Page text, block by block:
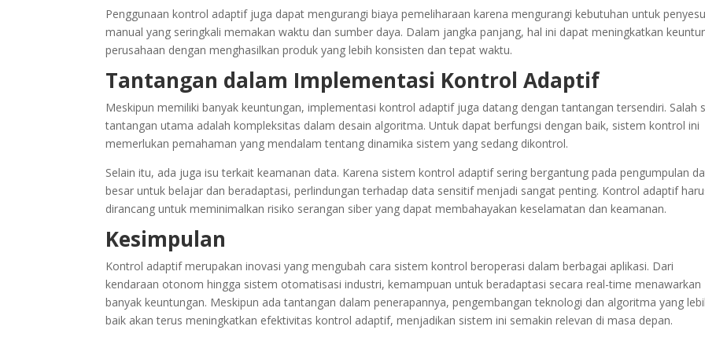
Penggunaan kontrol adaptif juga dapat mengurangi biaya pemeliharaan karena mengurangi kebutuhan untuk
manual yang seringkali memakan waktu dan sumber daya. Dalam jangka panjang, hal ini dapat meningkatkan
perusahaan dengan menghasilkan produk yang lebih konsisten dan tepat waktu.
Tantangan dalam Implementasi Kontrol Adaptif
Meskipun memiliki banyak keuntungan, implementasi kontrol adaptif juga datang dengan tantangan tersendiri. Salah
tantangan utama adalah kompleksitas dalam desain algoritma. Untuk dapat berfungsi dengan baik, sistem kontrol ini
memerlukan pemahaman yang mendalam tentang dinamika sistem yang sedang dikontrol.
Selain itu, ada juga isu terkait keamanan data. Karena sistem kontrol adaptif sering bergantung pada pengumpulan
besar untuk belajar dan beradaptasi, perlindungan terhadap data sensitif menjadi sangat penting. Kontrol adaptif
dirancang untuk meminimalkan risiko serangan siber yang dapat membahayakan keselamatan dan keamanan.
Kesimpulan
Kontrol adaptif merupakan inovasi yang mengubah cara sistem kontrol beroperasi dalam berbagai aplikasi. Dari
kendaraan otonom hingga sistem otomatisasi industri, kemampuan untuk beradaptasi secara real-time menawarkan
banyak keuntungan. Meskipun ada tantangan dalam penerapannya, pengembangan teknologi dan algoritma yang
baik akan terus meningkatkan efektivitas kontrol adaptif, menjadikan sistem ini semakin relevan di masa depan.